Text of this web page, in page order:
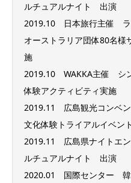
ルチュアルナイト 出演
2019.10 日本旅行主催 ラ
オーストラリア団体80名様
施
2019.10 WAKKA主催 シ
体験アクティビティ実施
2019.11 広島観光コンベ
文化体験トライアルイベン
2019.11 広島県ナイトエ
ルチュアルナイト 出演
2020.01 国際センター